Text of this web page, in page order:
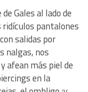
Gales al lado de
pantalones
salidas por
nalgas, nos
afean más piel de
en la